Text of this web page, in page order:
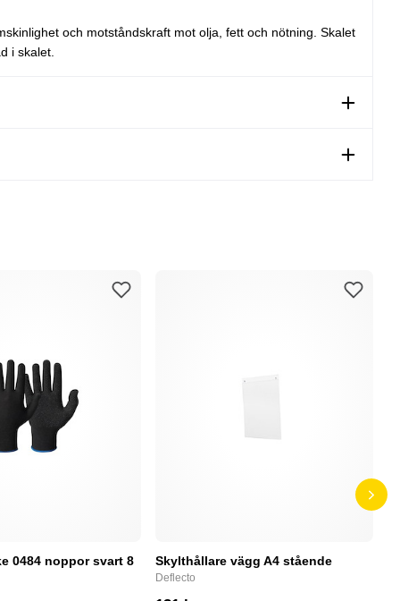
och motståndskraft mot olja, fett och nötning. Skalet
i skalet.
0484 noppor svart 8 Skylthållare vägg A4 stående
Deflecto